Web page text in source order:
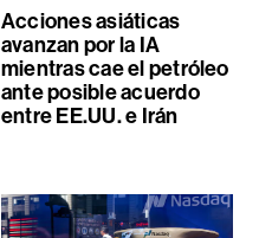
Acciones asiáticas
avanzan por la IA
mientras cae el petróleo
ante posible acuerdo
entre EE.UU. e Irán